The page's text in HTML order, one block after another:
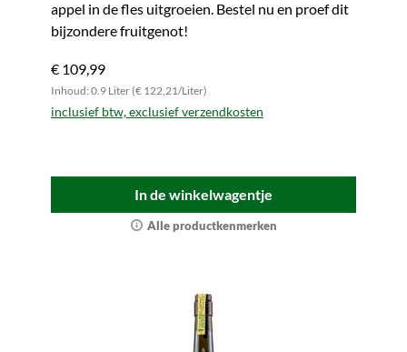
appel in de fles uitgroeien. Bestel nu en proef dit
bijzondere fruitgenot!
€ 109,99
Inhoud: 0.9 Liter (€ 122,21/Liter)
inclusief btw, exclusief verzendkosten
In de winkelwagentje
Alle productkenmerken